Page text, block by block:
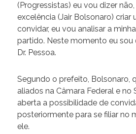
(Progressistas) eu vou dizer
excelência (Jair Bolsonaro) criar
convidar, eu vou analisar a
partido. Neste momento eu sou
Dr. Pessoa.
Segundo o prefeito, Bolsonaro,
aliados na Câmara Federal e no
aberta a possibilidade de
posteriormente para se filiar no
ele.